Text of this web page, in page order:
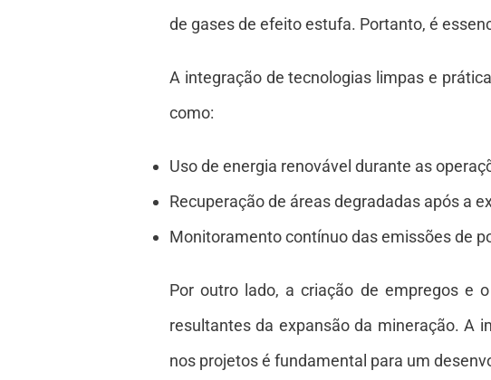
de gases de efeito estufa. Portanto, é
A integração de tecnologias limpas e
como:
Uso de energia renovável durante as
Recuperação de áreas degradadas após a
Monitoramento contínuo das emissões de
Por outro lado, a criação de empregos e
resultantes da expansão da mineração. A
nos projetos é fundamental para um